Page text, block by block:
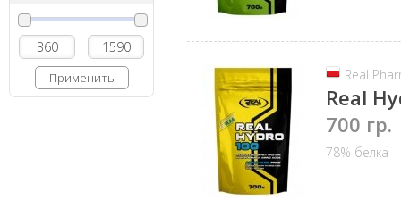
Применить Real
Real
700 гр.
78% белка